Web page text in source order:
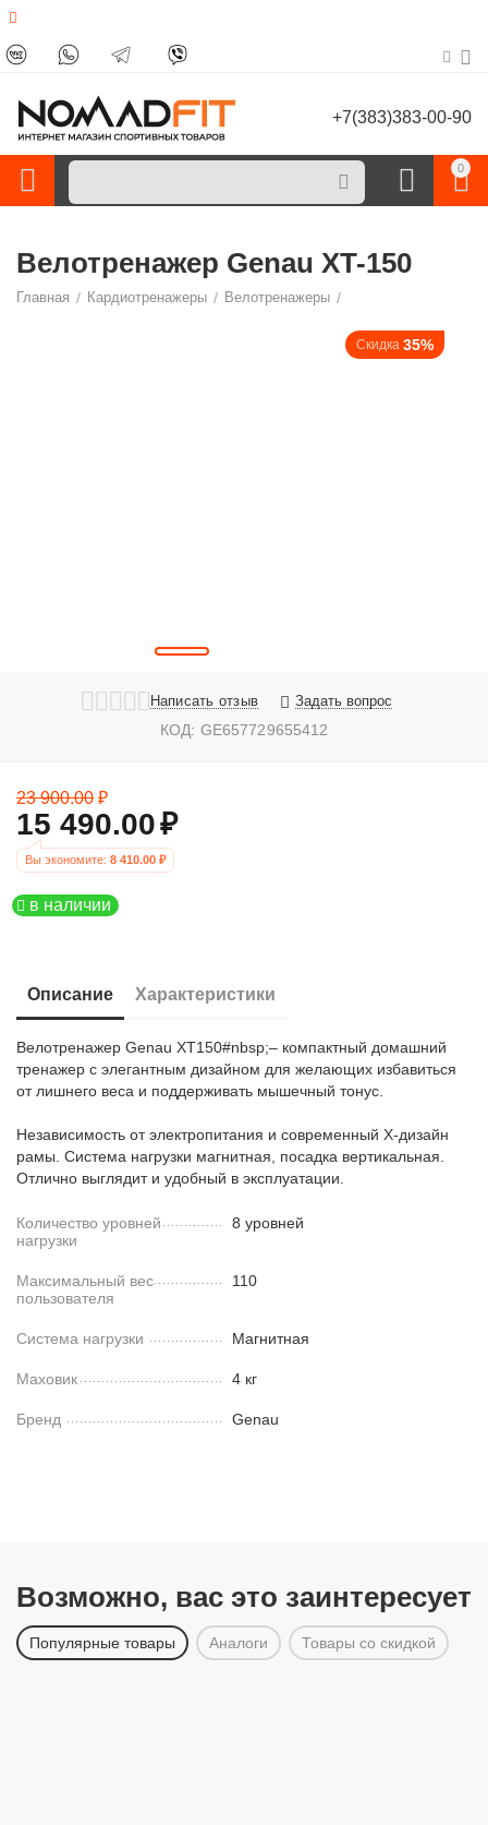
+7(383)383-00-90
0
Велотренажер Genau XT-150
Главная / Кардиотренажеры / Велотренажеры /
Скидка 35%
Написать отзыв Задать вопрос
КОД: GE657729655412
23 900.00 ₽
15 490.00₽
Вы экономите: 8 410.00 ₽
в наличии
Описание Характеристики
Велотренажер Genau XT150#nbsp;– компактный домашний
тренажер с элегантным дизайном для желающих избавиться
от лишнего веса и поддерживать мышечный тонус.
Независимость от электропитания и современный X-дизайн
рамы. Система нагрузки магнитная, посадка вертикальная.
Отлично выглядит и удобный в эксплуатации.
Количество уровней
нагрузки
8 уровней
Максимальный вес
пользователя
110
Система нагрузки Магнитная
Маховик 4 кг
Бренд Genau
Возможно, вас это заинтересует
Популярные товары Аналоги Товары со скидкой